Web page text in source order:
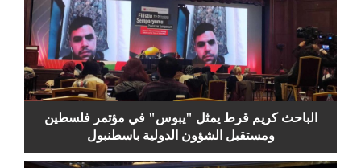
الباحث كريم قرط يمثل "يبوس" في مؤتمر فلسطين
ومستقبل الشؤون الدولية باسطنبول